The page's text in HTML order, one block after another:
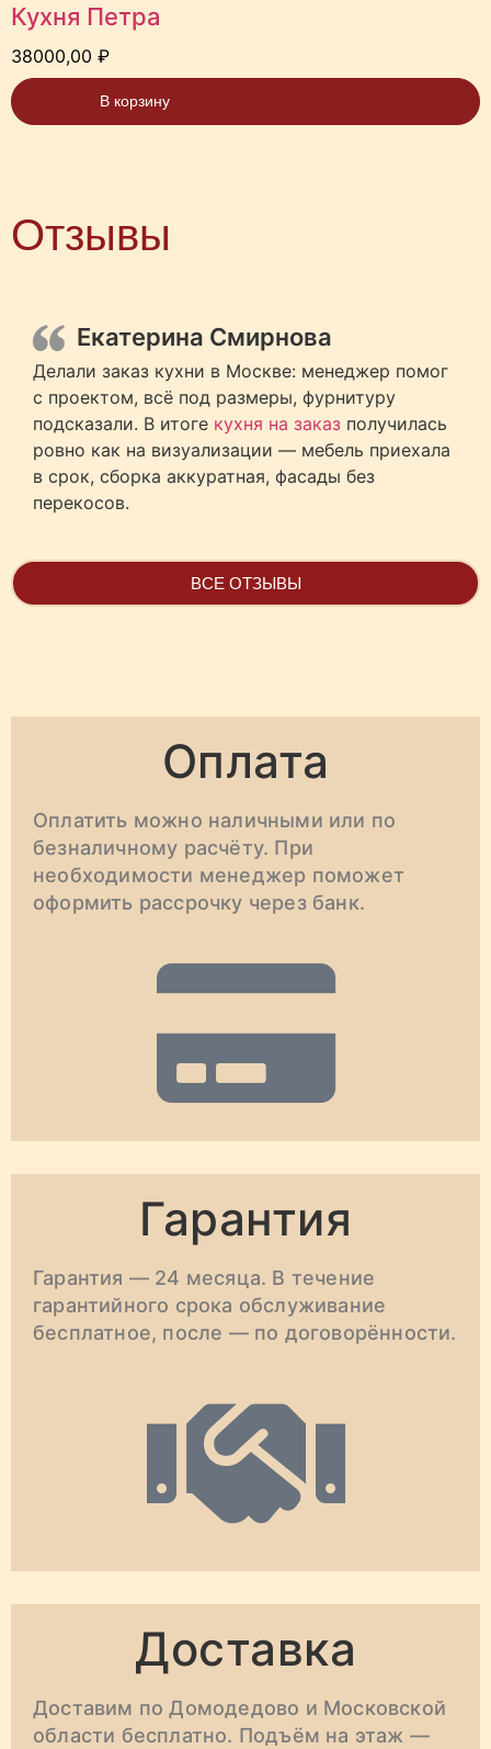
Кухня Петра
38000,00 ₽
В корзину
Отзывы
Екатерина Смирнова
Делали заказ кухни в Москве: менеджер помог
с проектом, всё под размеры, фурнитуру
подсказали. В итоге кухня на заказ получилась
ровно как на визуализации — мебель приехала
в срок, сборка аккуратная, фасады без
перекосов.
ВСЕ ОТЗЫВЫ
Оплата
Оплатить можно наличными или по
безналичному расчёту. При
необходимости менеджер поможет
оформить рассрочку через банк.
Гарантия
Гарантия — 24 месяца. В течение
гарантийного срока обслуживание
бесплатное, после — по договорённости.
Доставка
Доставим по Домодедово и Московской
области бесплатно. Подъём на этаж —